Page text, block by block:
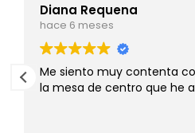
Diana Requena
hace 6 meses
Me siento muy contenta
la mesa de centro que he